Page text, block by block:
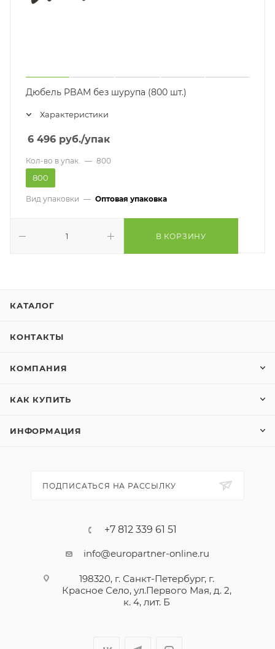
Дюбель PBAM без шурупа (800 шт.)
Характеристики
6 496 руб./упак
Кол-во в упак. — 800
800
Вид упаковки — Оптовая упаковка
В КОРЗИНУ
КАТАЛОГ
КОНТАКТЫ
КОМПАНИЯ
КАК КУПИТЬ
ИНФОРМАЦИЯ
ПОДПИСАТЬСЯ НА РАССЫЛКУ
+7 812 339 61 51
info@europartner-online.ru
198320, г. Санкт-Петербург, г.
Красное Село, ул.Первого Мая, д. 2,
к. 4, лит. Б